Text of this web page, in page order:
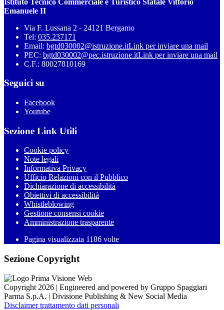
Emanuele II
Via F. Lussana 2 - 24121 Bergamo
Tel: 035.237171
Email: bgtd030002@istruzione.itLink per inviare una mail
PEC: bgtd030002@pec.istruzione.itLink per inviare una mail
C.F.: 80027810169
Seguici su
Facebook
Youtube
Sezione Link Utili
Cookie policy
Note legali
Informativa Privacy
Ufficio Relazioni con il Pubblico
Dichiarazione di accessibilità
Obiettivi di accessibilità
Whistleblowing
Gestione consensi cookie
Amministrazione trasparente
Pagina visualizzata 1186 volte
Sezione Copyright
Copyright 2026 | Engineered and powered by Gruppo Spaggiari
Parma S.p.A. | Divisione Publishing & New Social Media
Disclaimer trattamento dati personali